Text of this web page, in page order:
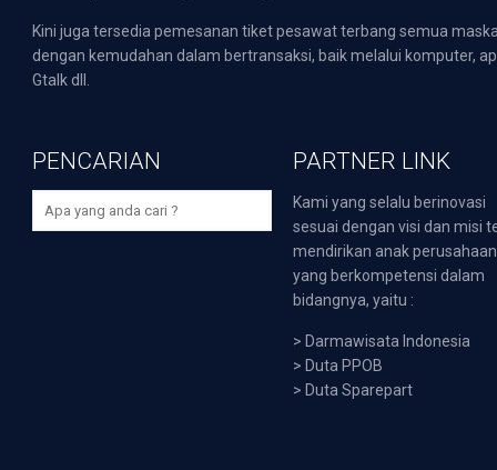
Kini juga tersedia pemesanan tiket pesawat terbang semua
dengan kemudahan dalam bertransaksi, baik melalui komputer,
Gtalk dll.
PENCARIAN PARTNER LINK
Kami yang selalu berinovasi
sesuai dengan visi dan misi
mendirikan anak perusahaan
yang berkompetensi dalam
bidangnya, yaitu :
> Darmawisata Indonesia
> Duta PPOB
> Duta Sparepart